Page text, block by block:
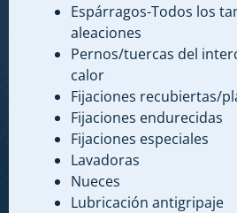
Espárragos-Todos los
aleaciones
Pernos/tuercas del
calor
Fijaciones recubiertas/
Fijaciones endurecidas
Fijaciones especiales
Lavadoras
Nueces
Lubricación antigripaje